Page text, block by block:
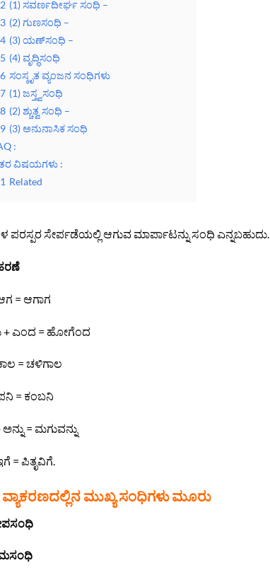
(1) ಸವರ್ಣದೀರ್ಘ ಸಂಧಿ –
(2) ಗುಣಸಂಧಿ –
(3) ಯಣ್‌ಸಂಧಿ –
(4) ವೃದ್ಧಿಸಂಧಿ
ಸಂಸ್ಕೃತ ವ್ಯಂಜನ ಸಂಧಿಗಳು
(1) ಜಸ್ತ್ವಸಂಧಿ
(2) ಶ್ಚುತ್ವ ಸಂಧಿ –
(3) ಅನುನಾಸಿಕ ಸಂಧಿ
:
ವಿಷಯಗಳು :
Related
ಪರಸ್ಪರ ಸೇರ್ಪಡೆಯಲ್ಲಿ ಆಗುವ ಮಾರ್ಪಾಟನ್ನು ಸಂಧಿ ಎನ್ನಬಹುದು.
= ಆಗಾಗ
+ ಎಂದ = ಹೋಗೆಂದ
= ಚಳಿಗಾಲ
= ಕಂಬನಿ
= ಮಗುವನ್ನು
= ಪಿತೃವಿಗೆ.
ವ್ಯಾಕರಣದಲ್ಲಿನ ಮುಖ್ಯ ಸಂಧಿಗಳು ಮೂರು